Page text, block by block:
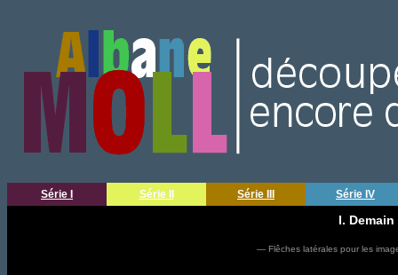
Série I Série II Série III Série IV
I.
— Flêches latérales pour les